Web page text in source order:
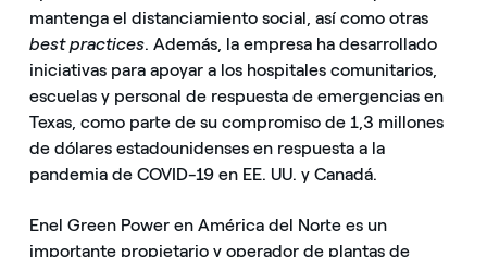
mantenga el distanciamiento social, así como otras
best practices. Además, la empresa ha desarrollado
iniciativas para apoyar a los hospitales comunitarios,
escuelas y personal de respuesta de emergencias en
Texas, como parte de su compromiso de 1,3 millones
de dólares estadounidenses en respuesta a la
pandemia de COVID-19 en EE. UU. y Canadá.
Enel Green Power en América del Norte es un
importante propietario y operador de plantas de